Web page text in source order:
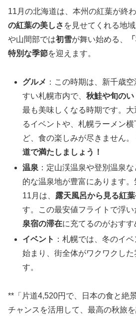
11月の北海道は、本州の紅葉が終
の紅葉の美しさ を見せてくれる地
や山間部では初雪が舞い始める、
特別な季節を迎えます。
グルメ ：この時期は、新千歳
すい札幌市内で、秋鮭や旬のい
最も美味しくなる時期です。
るイベントや、札幌ラーメン
ど、食の楽しみが尽きません。
道で満たしましょう！
温泉 ：定山渓温泉や登別温泉
的な温泉地が豊富にあります
11月は、 露天風呂から見る紅
す。この最安値フライトで浮
泉宿の滞在に充てるのがおすす
イベント ：札幌では、冬のイ
始まり、街全体がワクワクした
す。
**「片道4,520円で、日本の食と絶
チャンスを活用して、最高の秋旅を